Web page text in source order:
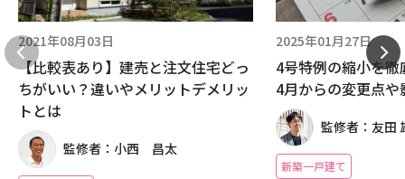
2021年08月03日
【比較表あり】建売と注文住宅どっ
ちがいい？違いやメリットデメリッ
トとは
監修者：小西 昌太
2025年01月27日
4号特例の縮小を
4月からの変更点や
監修者：友田
新築一戸建て